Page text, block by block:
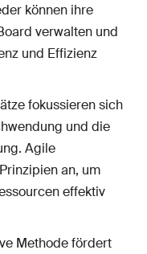
können ihre
verwalten und
und Effizienz
fokussieren sich
und die
Agile
an, um
effektiv
Methode fördert